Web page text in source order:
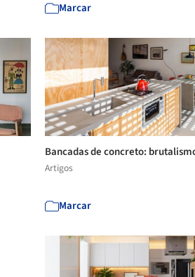
Marcar
Bancadas de concreto:
Artigos
Marcar